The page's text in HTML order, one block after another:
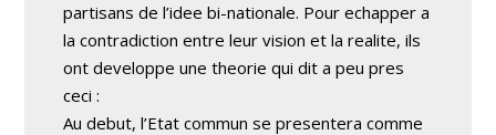
partisans de l’idee bi-nationale. Pour echapper a
la contradiction entre leur vision et la realite, ils
ont developpe une theorie qui dit a peu pres
ceci :
Au debut, l’Etat commun se presentera comme